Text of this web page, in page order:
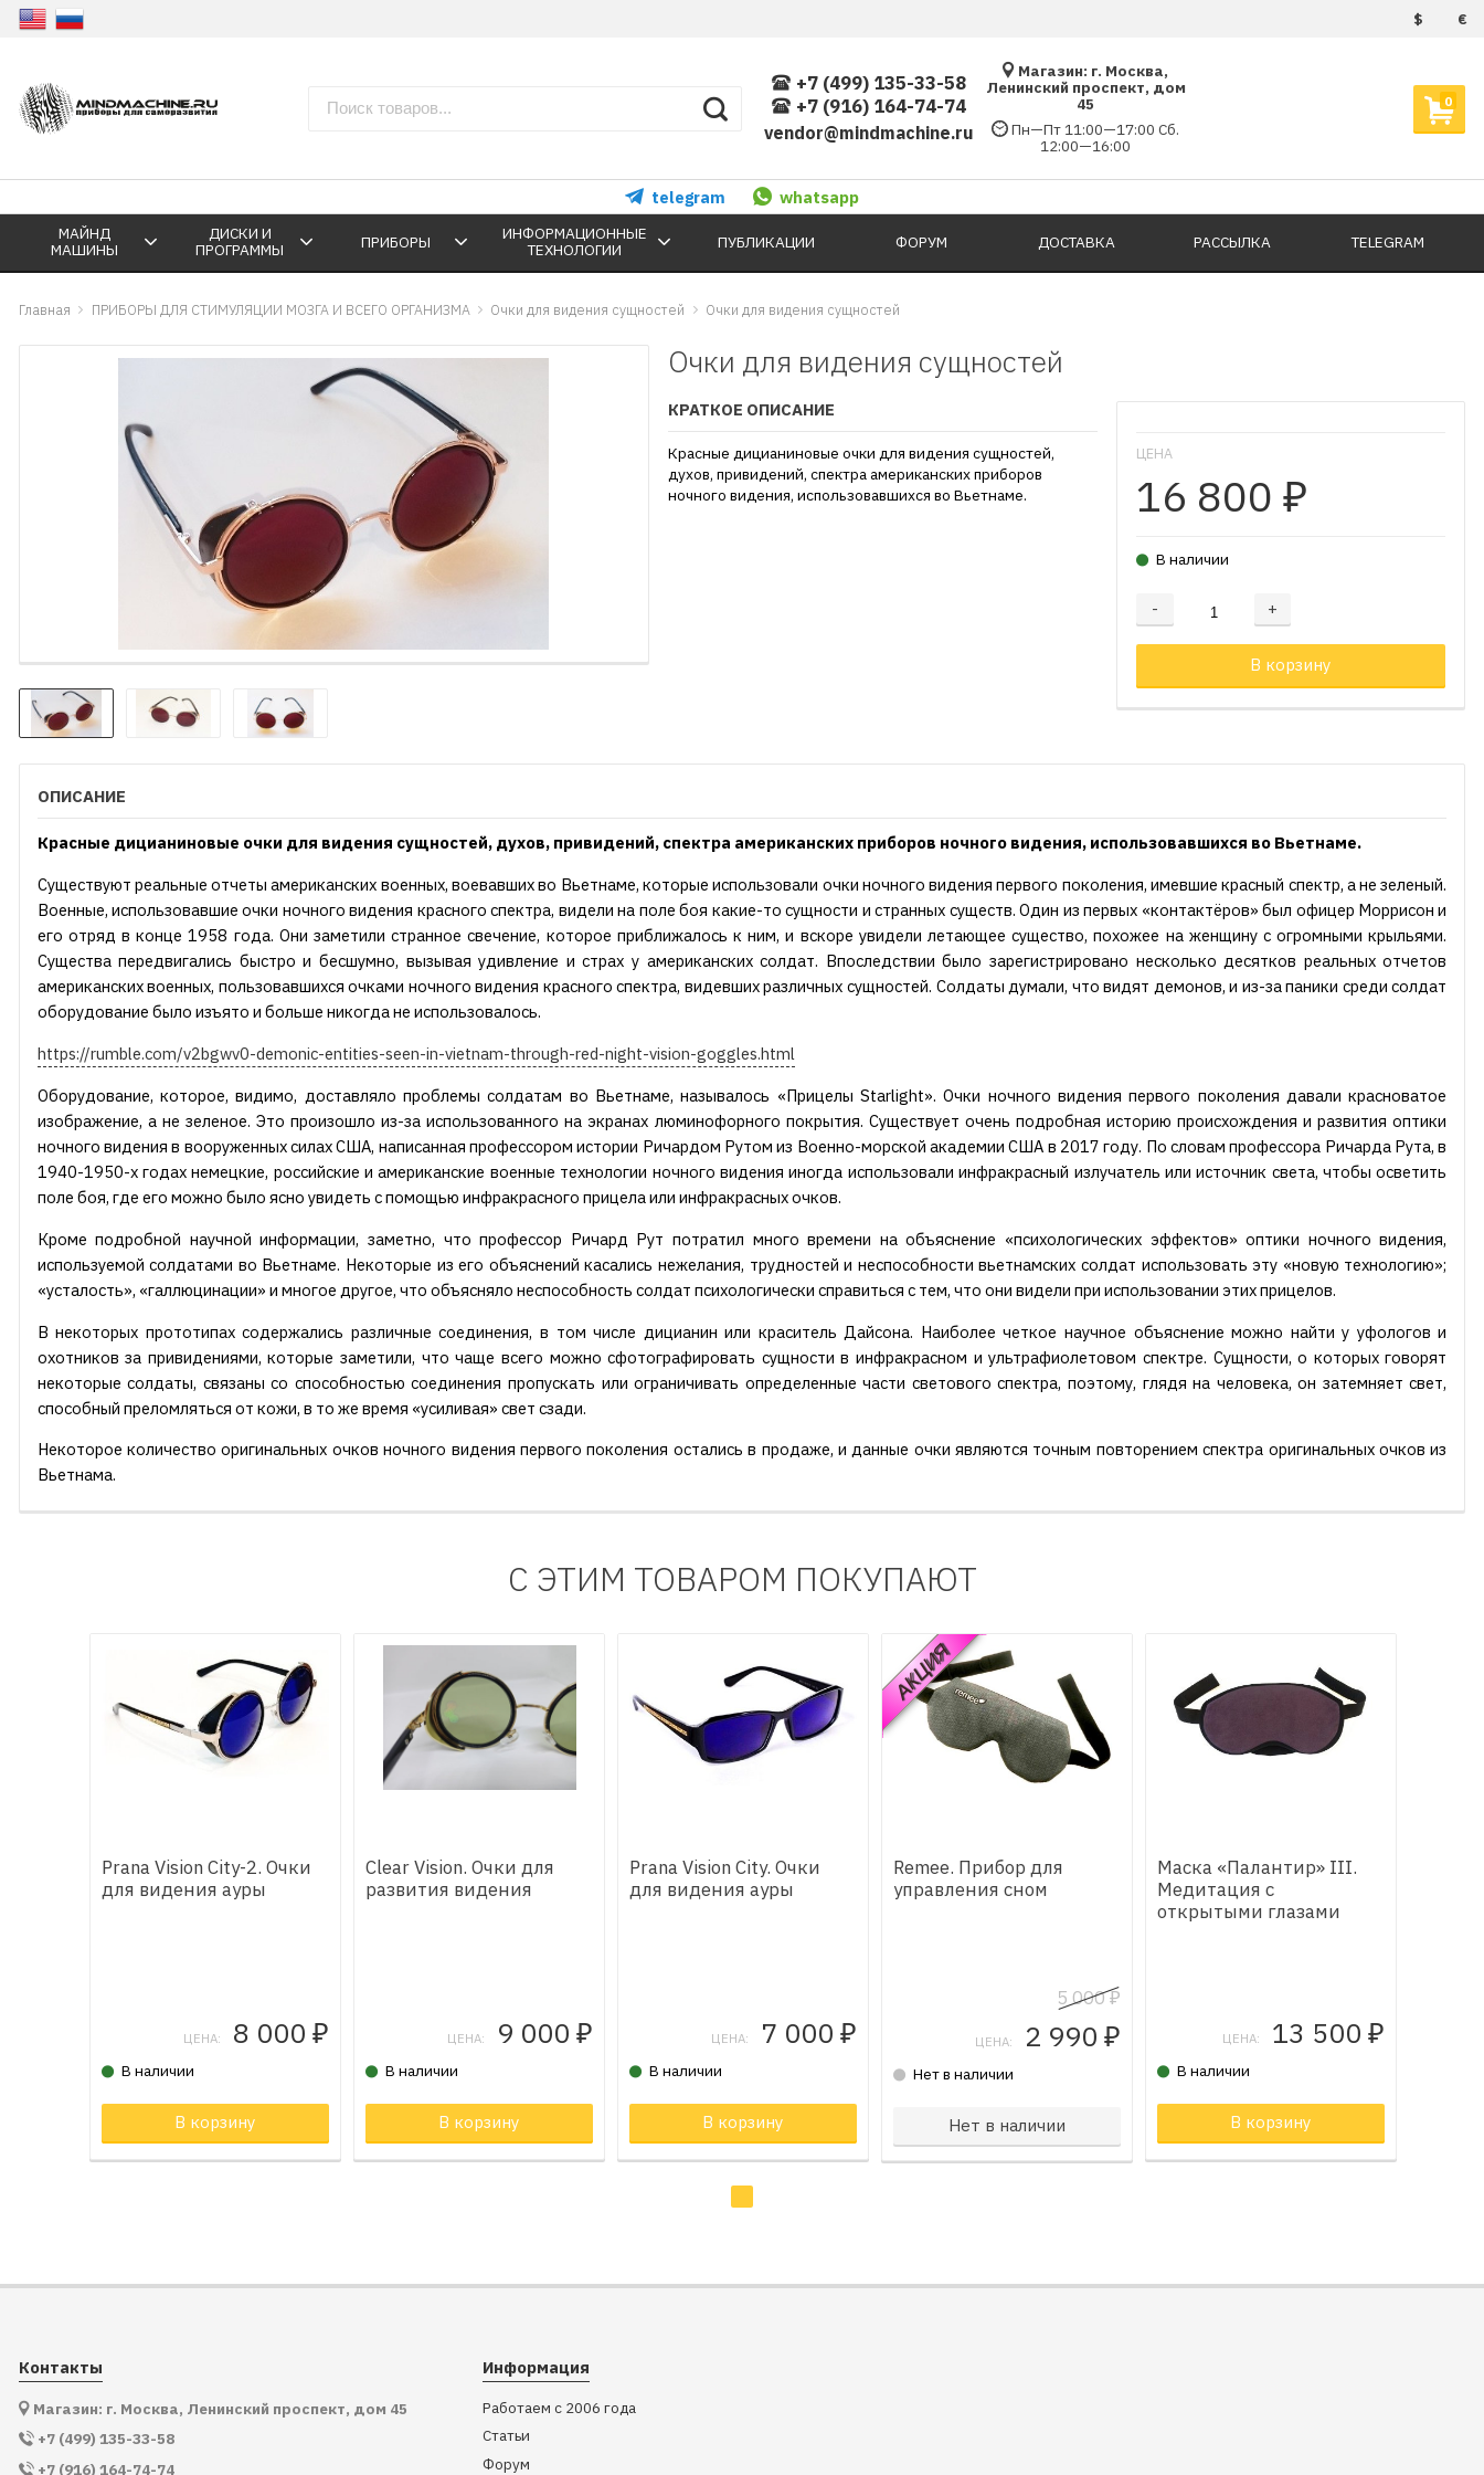
$ €
+7 (499) 135-33-58
+7 (916) 164-74-74
vendor@mindmachine.ru
Магазин: г. Москва,
Ленинский проспект, дом
45
Пн—Пт 11:00—17:00 Сб.
12:00—16:00
0
telegram whatsapp
МАЙНД
МАШИНЫ
ДИСКИ И
ПРОГРАММЫ
ПРИБОРЫ
ИНФОРМАЦИОННЫЕ
ТЕХНОЛОГИИ
ПУБЛИКАЦИИ ФОРУМ ДОСТАВКА РАССЫЛКА TELEGRAM
Главная ПРИБОРЫ ДЛЯ СТИМУЛЯЦИИ МОЗГА И ВСЕГО ОРГАНИЗМА Очки для видения сущностей Очки для видения сущностей
Очки для видения сущностей
ЦЕНА
16 800 ₽
В наличии
- +
Добавляется...
В корзину
Добавлен
КРАТКОЕ ОПИСАНИЕ
Красные дицианиновые очки для видения сущностей,
духов, привидений, спектра американских приборов
ночного видения, использовавшихся во Вьетнаме.
ОПИСАНИЕ
Красные дицианиновые очки для видения сущностей, духов, привидений, спектра американских приборов ночного видения, использовавшихся во Вьетнаме.
Существуют реальные отчеты американских военных, воевавших во Вьетнаме, которые использовали очки ночного видения первого поколения, имевшие красный спектр, а не зеленый.
Военные, использовавшие очки ночного видения красного спектра, видели на поле боя какие-то сущности и странных существ. Один из первых «контактёров» был офицер Моррисон и
его отряд в конце 1958 года. Они заметили странное свечение, которое приближалось к ним, и вскоре увидели летающее существо, похожее на женщину с огромными крыльями.
Существа передвигались быстро и бесшумно, вызывая удивление и страх у американских солдат. Впоследствии было зарегистрировано несколько десятков реальных отчетов
американских военных, пользовавшихся очками ночного видения красного спектра, видевших различных сущностей. Солдаты думали, что видят демонов, и из-за паники среди солдат
оборудование было изъято и больше никогда не использовалось.
https://rumble.com/v2bgwv0-demonic-entities-seen-in-vietnam-through-red-night-vision-goggles.html
Оборудование, которое, видимо, доставляло проблемы солдатам во Вьетнаме, называлось «Прицелы Starlight». Очки ночного видения первого поколения давали красноватое
изображение, а не зеленое. Это произошло из-за использованного на экранах люминофорного покрытия. Существует очень подробная историю происхождения и развития оптики
ночного видения в вооруженных силах США, написанная профессором истории Ричардом Рутом из Военно-морской академии США в 2017 году. По словам профессора Ричарда Рута, в
1940-1950-х годах немецкие, российские и американские военные технологии ночного видения иногда использовали инфракрасный излучатель или источник света, чтобы осветить
поле боя, где его можно было ясно увидеть с помощью инфракрасного прицела или инфракрасных очков.
Кроме подробной научной информации, заметно, что профессор Ричард Рут потратил много времени на объяснение «психологических эффектов» оптики ночного видения,
используемой солдатами во Вьетнаме. Некоторые из его объяснений касались нежелания, трудностей и неспособности вьетнамских солдат использовать эту «новую технологию»;
«усталость», «галлюцинации» и многое другое, что объясняло неспособность солдат психологически справиться с тем, что они видели при использовании этих прицелов.
В некоторых прототипах содержались различные соединения, в том числе дицианин или краситель Дайсона. Наиболее четкое научное объяснение можно найти у уфологов и
охотников за привидениями, которые заметили, что чаще всего можно сфотографировать сущности в инфракрасном и ультрафиолетовом спектре. Сущности, о которых говорят
некоторые солдаты, связаны со способностью соединения пропускать или ограничивать определенные части светового спектра, поэтому, глядя на человека, он затемняет свет,
способный преломляться от кожи, в то же время «усиливая» свет сзади.
Некоторое количество оригинальных очков ночного видения первого поколения остались в продаже, и данные очки являются точным повторением спектра оригинальных очков из
Вьетнама.
С ЭТИМ ТОВАРОМ ПОКУПАЮТ
Prana Vision City-2. Очки
для видения ауры
ЦЕНА: 8 000 ₽
В наличии
В корзину Товар в корзине
Clear Vision. Очки для
развития видения
ЦЕНА: 9 000 ₽
В наличии
В корзину Товар в корзине
Prana Vision City. Очки
для видения ауры
ЦЕНА: 7 000 ₽
В наличии
В корзину Товар в корзине
АКЦИЯ
Remee. Прибор для
управления сном
5 000₽
ЦЕНА: 2 990 ₽
Нет в наличии
Нет в наличии
Маска «Палантир» III.
Медитация с
открытыми глазами
ЦЕНА: 13 500 ₽
В наличии
В корзину
Контакты
Магазин: г. Москва, Ленинский проспект, дом 45
+7 (499) 135-33-58
+7 (916) 164-74-74
Информация
Работаем с 2006 года
Статьи
Форум